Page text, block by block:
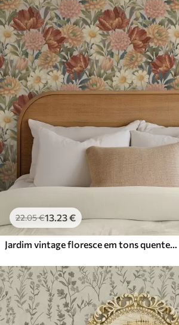
22.05€13.23€
Jardim vintage floresce em tons quentes de terracota e pêssego